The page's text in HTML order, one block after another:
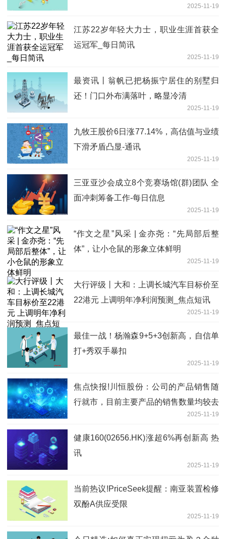
2025-11-19
江苏22岁年轻大力士，职业生涯首获全
运冠军_每日简讯
2025-11-19
最资讯丨翁帆已把杨振宁居住的别墅归
还！门口外布满落叶，略显冷清
2025-11-19
九牧王股价6日涨77.14%，高估值与业绩
下滑矛盾凸显-通讯
2025-11-19
三亚亚沙会成立8个竞赛场馆(群)团队 全
面冲刺筹备工作-每日信息
2025-11-19
“作文之星”风采 | 金亦尧：“先局部后整
体”，让小仓鼠的形象立体鲜明
2025-11-19
大行评级丨大和：上调长城汽车目标价至
22港元 上调明年净利润预测_焦点短讯
2025-11-19
最佳一战！杨瀚森9+5+3创新高，自信单
打+秀双手暴扣
2025-11-19
焦点快报!川恒股份：公司的产品销售随
行就市，目前主要产品的销售数量均较去
2025-11-19
健康160(02656.HK)涨超6%再创新高 热
讯
2025-11-19
当前热议!PriceSeek提醒：南亚装置检修
双酚A供应受限
2025-11-19